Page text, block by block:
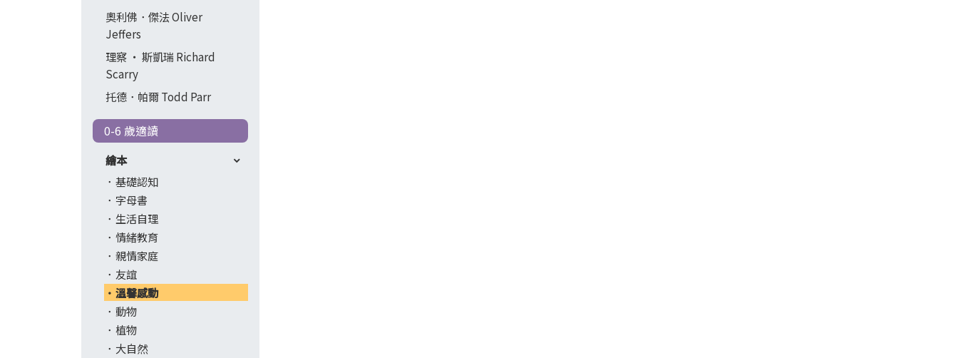
奧利佛．傑法 Oliver
Jeffers
理察 ‧ 斯凱瑞 Richard
Scarry
托德．帕爾 Todd Parr
0-6 歲適讀
繪本
基礎認知
字母書
生活自理
情緒教育
親情家庭
友誼
溫馨感動
動物
植物
大自然